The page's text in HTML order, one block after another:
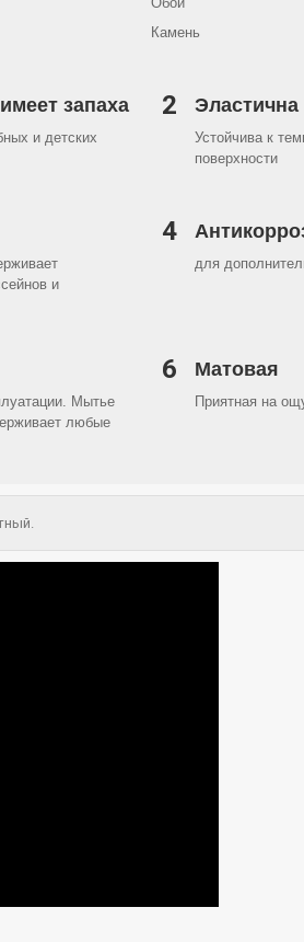
Камень
запаха
и детских
2 Эластична
Устойчива к
поверхности
и
4
для
Мытье
любые
6 Матовая
Приятная на